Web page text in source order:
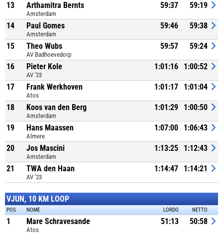
13 Arthamitra Bernts
Amsterdam
59:37 59:19
14 Paul Gomes
Amsterdam
59:46 59:38
15 Theo Wubs
AV Badhoevedorp
59:57 59:24
16 Pieter Kole
AV '23
1:01:16 1:00:52
17 Frank Werkhoven
Atos
1:01:17 1:01:04
18 Koos van den Berg
Amsterdam
1:01:29 1:00:50
19 Hans Maassen
Almere
1:07:00 1:06:43
20 Jos Mascini
Amsterdam
1:13:25 1:12:43
21 TWA den Haan
AV '23
1:14:47 1:14:21
VJUN, 10 KM LOOP
POS NOME LORDO NETTO
1 Mare Schravesande
Atos
51:13 50:58